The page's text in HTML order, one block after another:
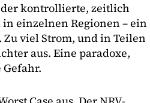
kontrollierte, zeitlich
einzelnen Regionen – ein
viel Strom, und in Teilen
aus. Eine paradoxe,